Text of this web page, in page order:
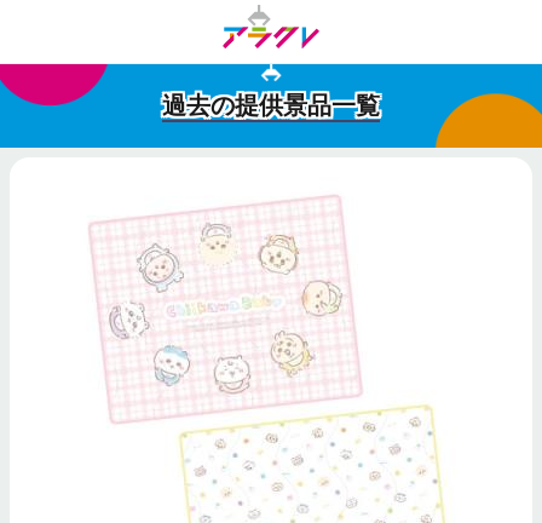
過去の提供景品一覧